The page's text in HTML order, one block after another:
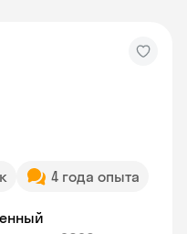
4 года опыта